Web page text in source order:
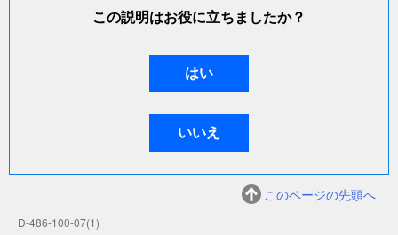
この説明はお役に立ちましたか？
このページの先頭へ
D-486-100-07(1)